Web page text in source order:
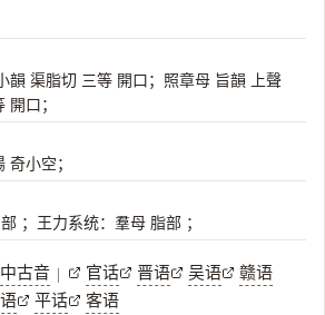
韻 渠脂切 三等 開口；照章母 旨韻 上聲
口；
小空；
；王力系统：羣母 脂部 ；
中古音 | 官话 晋语 吴语
赣语
平话 客语